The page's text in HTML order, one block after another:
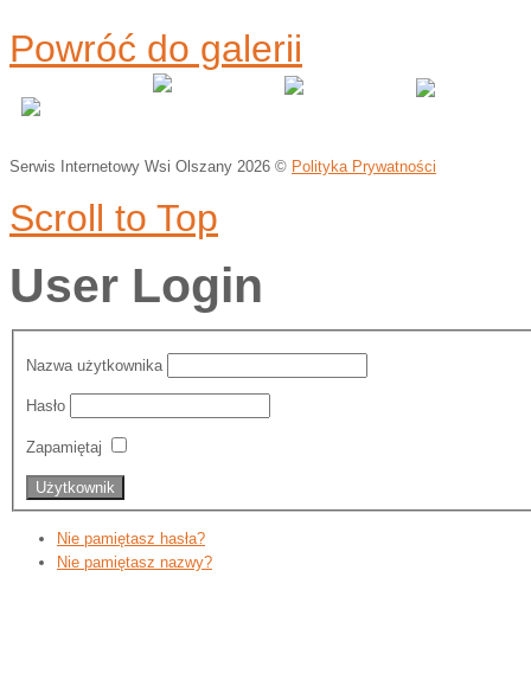
Powróć do galerii
Serwis Internetowy Wsi Olszany 2026 © Polityka Prywatności
Scroll to Top
User Login
Nazwa użytkownika
Hasło
Zapamiętaj
Nie pamiętasz hasła?
Nie pamiętasz nazwy?